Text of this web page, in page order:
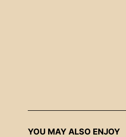
YOU MAY ALSO ENJOY